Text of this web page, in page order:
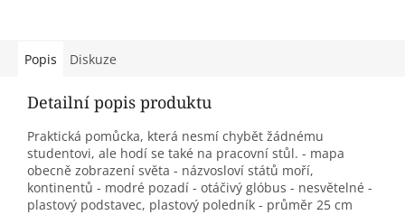
Popis Diskuze
Detailní popis produktu
Praktická pomůcka, která nesmí chybět žádnému
studentovi, ale hodí se také na pracovní stůl. - mapa
obecně zobrazení světa - názvosloví států moří,
kontinentů - modré pozadí - otáčivý glóbus - nesvětelné -
plastový podstavec, plastový poledník - průměr 25 cm